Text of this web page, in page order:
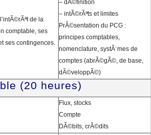
de la
comptable, ses
ses contingences.
– dÃ©finition
– intÃ©rÃªts et limites
PrÃ©sentation du PCG :
principes comptables,
nomenclature, systÃ¨mes de
comptes (abrÃ©gÃ©, de base,
dÃ©veloppÃ©)
(20 heures)
Flux, stocks
Compte
DÃ©bits, crÃ©dits